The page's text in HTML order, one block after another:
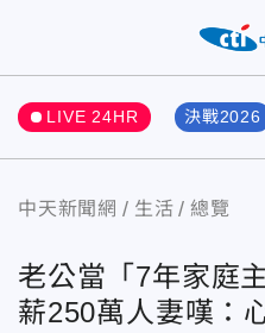
LIVE 24HR 決戰2026
中天新聞網 生活 總覽
老公當「7年家庭
薪250萬人妻嘆：